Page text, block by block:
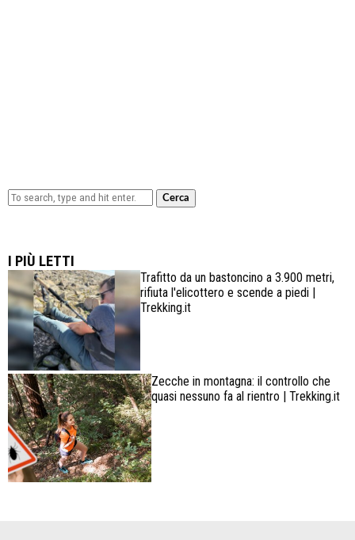
Cerca
I PIÙ LETTI
Trafitto da un bastoncino a 3.900 metri,
rifiuta l'elicottero e scende a piedi |
Trekking.it
Zecche in montagna: il controllo che
quasi nessuno fa al rientro | Trekking.it